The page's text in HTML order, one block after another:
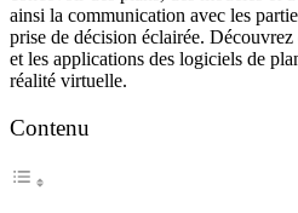
ainsi la communication avec les
prise de décision éclairée.
et les applications des logiciels de
réalité virtuelle.
Contenu